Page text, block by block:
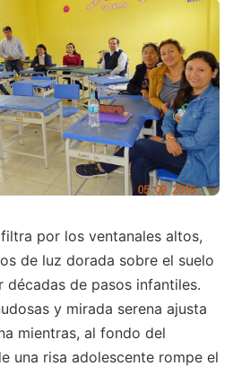
por los ventanales altos,
de luz dorada sobre el suelo
de pasos infantiles.
y mirada serena ajusta
mientras, al fondo del
una risa adolescente rompe el